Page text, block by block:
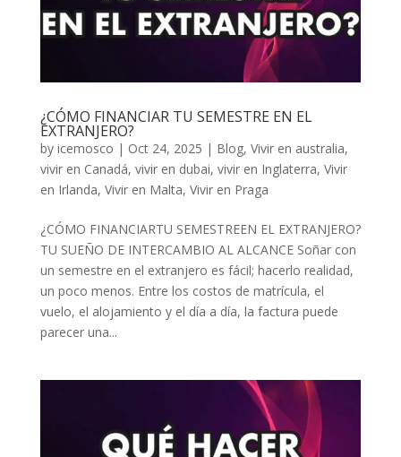
¿CÓMO FINANCIAR TU SEMESTRE EN EL
EXTRANJERO?
by icemosco | Oct 24, 2025 | Blog, Vivir en australia,
vivir en Canadá, vivir en dubai, vivir en Inglaterra, Vivir
en Irlanda, Vivir en Malta, Vivir en Praga
¿CÓMO FINANCIARTU SEMESTREEN EL EXTRANJERO?
TU SUEÑO DE INTERCAMBIO AL ALCANCE Soñar con
un semestre en el extranjero es fácil; hacerlo realidad,
un poco menos. Entre los costos de matrícula, el
vuelo, el alojamiento y el día a día, la factura puede
parecer una...